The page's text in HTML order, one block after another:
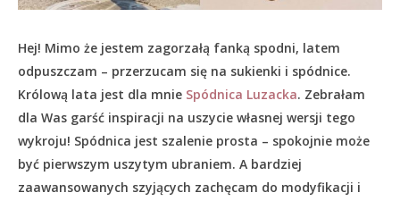
Hej! Mimo że jestem zagorzałą fanką spodni, latem
odpuszczam – przerzucam się na sukienki i spódnice.
Królową lata jest dla mnie Spódnica Luzacka. Zebrałam
dla Was garść inspiracji na uszycie własnej wersji tego
wykroju! Spódnica jest szalenie prosta – spokojnie może
być pierwszym uszytym ubraniem. A bardziej
zaawansowanych szyjących zachęcam do modyfikacji i